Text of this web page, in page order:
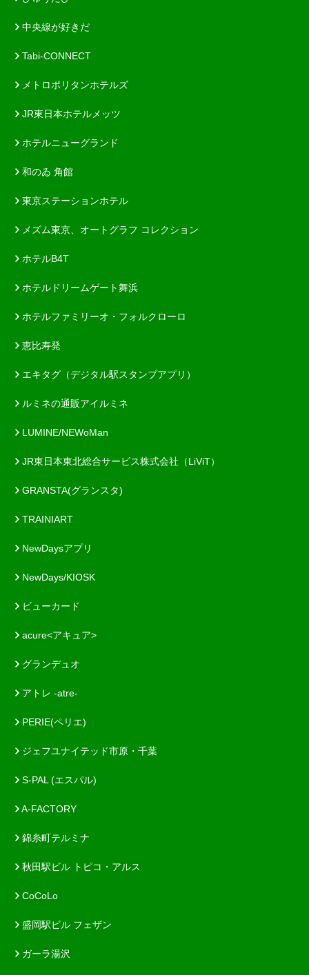
中央線が好きだ
Tabi-CONNECT
メトロポリタンホテルズ
JR東日本ホテルメッツ
ホテルニューグランド
和のゐ 角館
東京ステーションホテル
メズム東京、オートグラフ コレクション
ホテルB4T
ホテルドリームゲート舞浜
ホテルファミリーオ・フォルクローロ
恵比寿発
エキタグ（デジタル駅スタンプアプリ）
ルミネの通販アイルミネ
LUMINE/NEWoMan
JR東日本東北総合サービス株式会社（LiViT）
GRANSTA(グランスタ)
TRAINIART
NewDaysアプリ
NewDays/KIOSK
ビューカード
acure<アキュア>
グランデュオ
アトレ -atre-
PERIE(ペリエ)
ジェフユナイテッド市原・千葉
S-PAL (エスパル)
A-FACTORY
錦糸町テルミナ
秋田駅ビル トピコ・アルス
CoCoLo
盛岡駅ビル フェザン
ガーラ湯沢